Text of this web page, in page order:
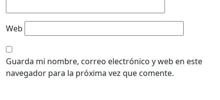
Web
Guarda mi nombre, correo electrónico y web en este
navegador para la próxima vez que comente.